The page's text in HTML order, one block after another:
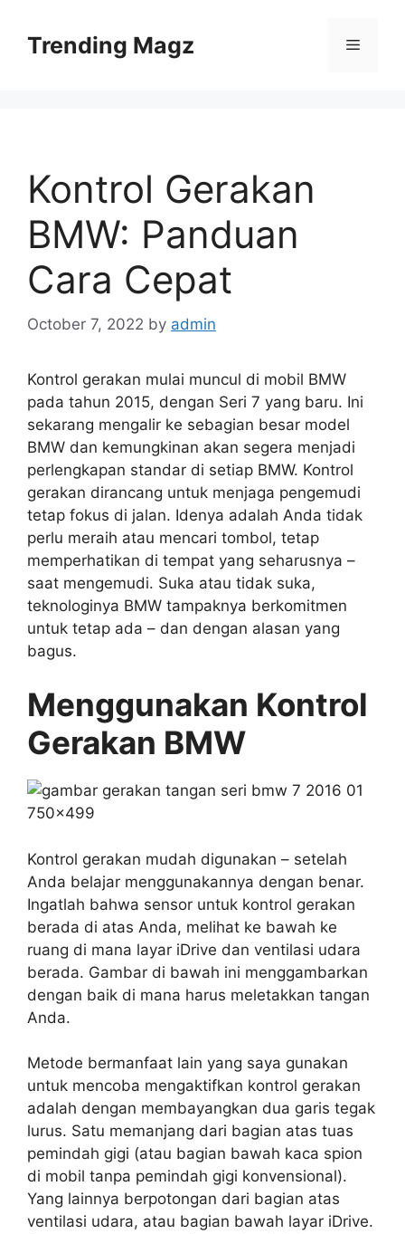
contentTrending Magz Menu
Kontrol Gerakan
BMW: Panduan
Cara Cepat
October 7, 2022 by admin
Kontrol gerakan mulai muncul di mobil BMW
pada tahun 2015, dengan Seri 7 yang baru. Ini
sekarang mengalir ke sebagian besar model
BMW dan kemungkinan akan segera menjadi
perlengkapan standar di setiap BMW. Kontrol
gerakan dirancang untuk menjaga pengemudi
tetap fokus di jalan. Idenya adalah Anda tidak
perlu meraih atau mencari tombol, tetap
memperhatikan di tempat yang seharusnya –
saat mengemudi. Suka atau tidak suka,
teknologinya BMW tampaknya berkomitmen
untuk tetap ada – dan dengan alasan yang
bagus.
Menggunakan Kontrol
Gerakan BMW
Kontrol gerakan mudah digunakan – setelah
Anda belajar menggunakannya dengan benar.
Ingatlah bahwa sensor untuk kontrol gerakan
berada di atas Anda, melihat ke bawah ke
ruang di mana layar iDrive dan ventilasi udara
berada. Gambar di bawah ini menggambarkan
dengan baik di mana harus meletakkan tangan
Anda.
Metode bermanfaat lain yang saya gunakan
untuk mencoba mengaktifkan kontrol gerakan
adalah dengan membayangkan dua garis tegak
lurus. Satu memanjang dari bagian atas tuas
pemindah gigi (atau bagian bawah kaca spion
di mobil tanpa pemindah gigi konvensional).
Yang lainnya berpotongan dari bagian atas
ventilasi udara, atau bagian bawah layar iDrive.